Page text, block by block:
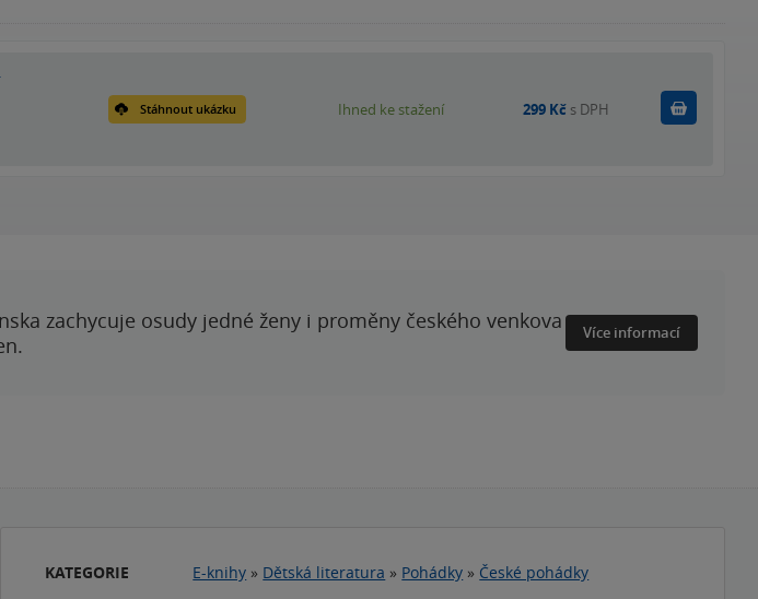
Stáhnout ukázku Ihned ke stažení 299 Kč s DPH Koupit
zachycuje osudy jedné ženy i proměny českého venkova
Více informací
KATEGORIE E-knihy » Dětská literatura » Pohádky » České pohádky